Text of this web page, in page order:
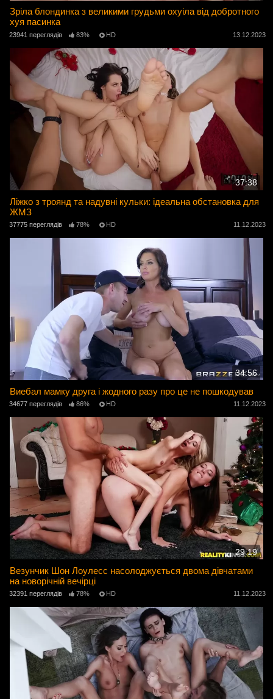
Зріла блондинка з великими грудьми охуіла від добротного
хуя пасинка
23941 переглядів 83% HD 13.12.2023
37:38
Ліжко з троянд та надувні кульки: ідеальна обстановка для
ЖМЗ
37775 переглядів 78% HD 11.12.2023
34:56
Виебал мамку друга і жодного разу про це не пошкодував
34677 переглядів 86% HD 11.12.2023
29:19
Везунчик Шон Лоулесс насолоджується двома дівчатами
на новорічній вечірці
32391 переглядів 78% HD 11.12.2023